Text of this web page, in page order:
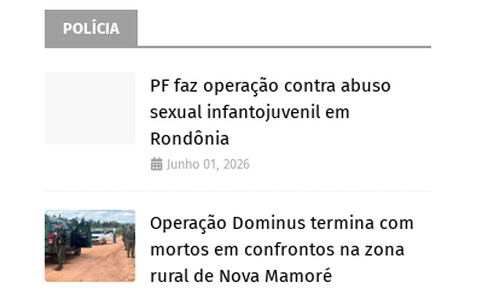
POLÍCIA
PF faz operação contra abuso
sexual infantojuvenil em
Rondônia
Junho 01, 2026
Operação Dominus termina com
mortos em confrontos na zona
rural de Nova Mamoré